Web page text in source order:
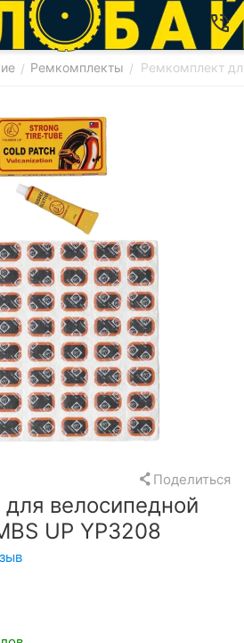
/ Ремкомплекты / Ремкомплект
Поделиться
велосипедной
UP YP3208